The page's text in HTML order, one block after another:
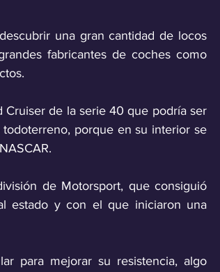
una gran cantidad de locos
fabricantes de coches como
Cruiser de la serie 40 que podría ser
porque en su interior se
de Motorsport, que consiguió
estado y con el que iniciaron una
para mejorar su resistencia, algo